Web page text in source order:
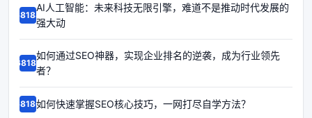
68188
AI人工智能：未来科技无限引擎，难道不是推动时代发展的
强大动
68187
如何通过SEO神器，实现企业排名的逆袭，成为行业领先
者？
68186如何快速掌握SEO核心技巧，一网打尽自学方法？